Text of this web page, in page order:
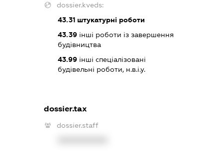
dossier.kveds:
43.31штукатурні роботи
43.39інші роботи із завершення
будівництва
43.99інші спеціалізовані
будівельні роботи, н.в.і.у.
dossier.tax
dossier.staff